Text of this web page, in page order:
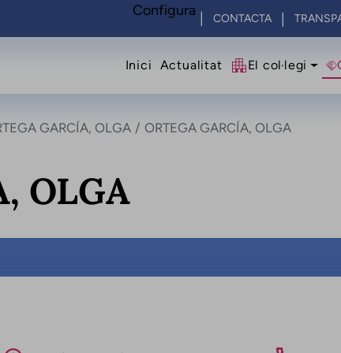
CONTACTA
Navegació
Inici Actualitat El col·legi
GARCÍA, OLGA ORTEGA GARCÍA, OLGA
OLGA
Configura